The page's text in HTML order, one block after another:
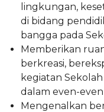
lingkungan,
di bidang
bangga pada
Memberikan
berkreasi,
kegiatan
dalam even-
Mengenalkan